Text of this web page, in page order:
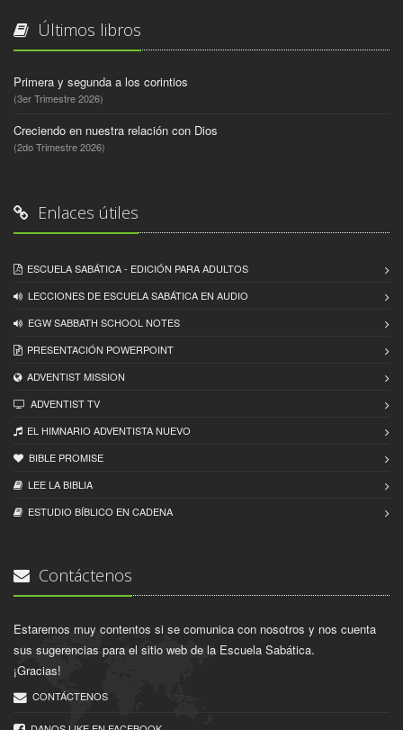
Últimos libros
Primera y segunda a los corintios
(3er Trimestre 2026)
Creciendo en nuestra relación con Dios
(2do Trimestre 2026)
Enlaces útiles
ESCUELA SABÁTICA - EDICIÓN PARA ADULTOS
LECCIONES DE ESCUELA SABÁTICA EN AUDIO
EGW SABBATH SCHOOL NOTES
PRESENTACIÓN POWERPOINT
ADVENTIST MISSION
ADVENTIST TV
EL HIMNARIO ADVENTISTA NUEVO
BIBLE PROMISE
LEE LA BIBLIA
ESTUDIO BÍBLICO EN CADENA
Contáctenos
Estaremos muy contentos si se comunica con nosotros y nos cuenta
sus sugerencias para el sitio web de la Escuela Sabática.
¡Gracias!
CONTÁCTENOS